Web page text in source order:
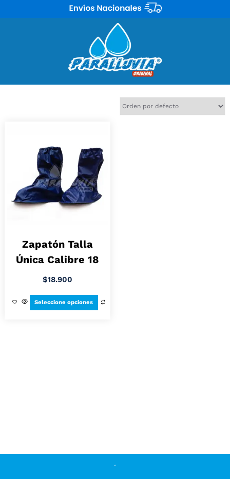
Zapatón Talla
Única Calibre 18
$18.900
Seleccione opciones